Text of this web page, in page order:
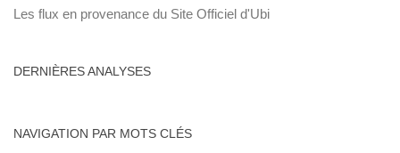
Les flux en provenance du Site Officiel d'Ubi
DERNIÈRES ANALYSES
NAVIGATION PAR MOTS CLÉS